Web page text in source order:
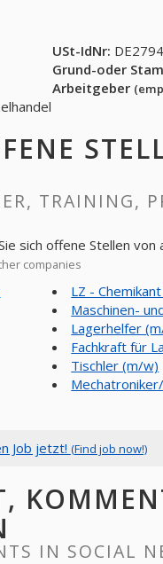
USt-IdNr:
Grund-oder
Arbeitgeber
TRAINING,
sich offene Stellen
companies
LZ -
Maschinen-
Lagerhelfer
Fachkraft für
Tischler (m/w)
Job jetzt! (Find job now!)
IN SOCIAL